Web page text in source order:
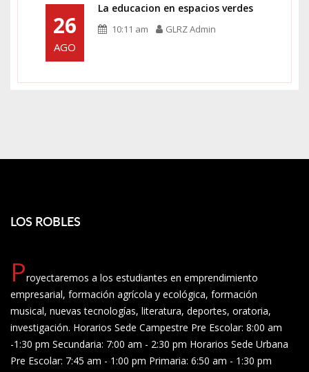
26
AGO
La educacion en espacios verdes
10:11 am GLRZ Admin
LOS ROBLES
Proyectaremos a los estudiantes en emprendimiento
empresarial, formación agrícola y ecológica, formación
musical, nuevas tecnologías, literatura, deportes, oratoria,
investigación. Horarios Sede Campestre Pre Escolar: 8:00 am
-1:30 pm Secundaria: 7:00 am - 2:30 pm Horarios Sede Urbana
Pre Escolar: 7:45 am - 1:00 pm Primaria: 6:50 am - 1:30 pm